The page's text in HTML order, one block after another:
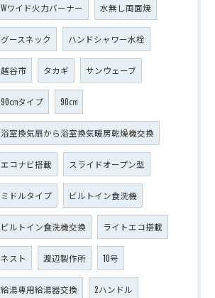
Wワイド火力バーナー 水無し両面焼
グースネック ハンドシャワー水栓
越谷市 タカギ サンウェーブ
90㎝タイプ 90㎝
浴室換気扇から浴室換気暖房乾燥機交換
エコナビ搭載 スライドオープン型
ミドルタイプ ビルトイン食洗機
ビルトイン食洗機交換 ライトエコ搭載
ネスト 渡辺製作所 10号
給湯専用給湯器交換 2ハンドル